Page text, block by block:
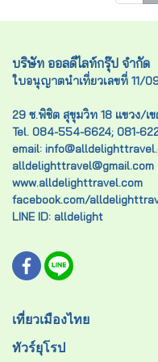
บริษัท ออลดีไลท์กรุ๊ป จำกัด
ใบอนุญาตนำเที่ยวเลขที่ 11/
29 ซ.พิชิต สุขุมวิท 18 แขวง/เข
Tel. 084-554-6624; 081-
email:
alldelighttravel@gmail.com
www.alldelighttravel.com
facebook.com/
LINE ID: alldelight
เที่ยวเมืองไทย
ทัวร์ยุโรป